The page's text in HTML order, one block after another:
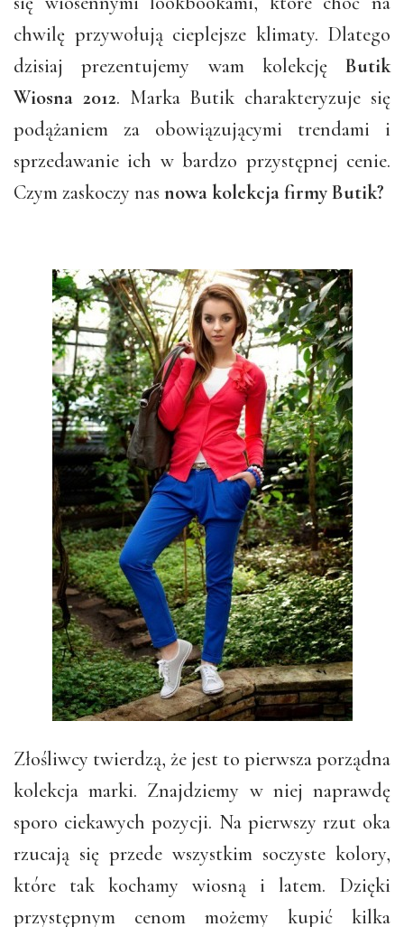
chwilę przywołują cieplejsze klimaty. Dlatego
dzisiaj prezentujemy wam kolekcję Butik
Wiosna 2012. Marka Butik charakteryzuje się
podążaniem za obowiązującymi trendami i
sprzedawanie ich w bardzo przystępnej cenie.
Czym zaskoczy nas nowa kolekcja firmy Butik?
Złośliwcy twierdzą, że jest to pierwsza porządna
kolekcja marki. Znajdziemy w niej naprawdę
sporo ciekawych pozycji. Na pierwszy rzut oka
rzucają się przede wszystkim soczyste kolory,
które tak kochamy wiosną i latem. Dzięki
przystępnym cenom możemy kupić kilka